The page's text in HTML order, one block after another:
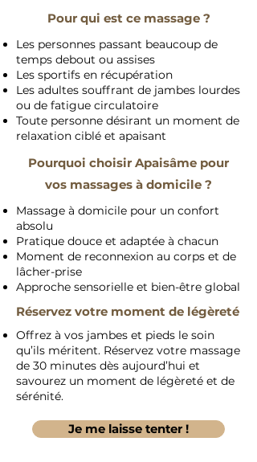
Pour qui est ce massage ?
Les personnes passant beaucoup de
temps debout ou assises
Les sportifs en récupération
Les adultes souffrant de jambes lourdes
ou de fatigue circulatoire
Toute personne désirant un moment de
relaxation ciblé et apaisant
Pourquoi choisir Apaisâme pour
vos massages à domicile ?
Massage à domicile pour un confort
absolu
Pratique douce et adaptée à chacun
Moment de reconnexion au corps et de
lâcher-prise
Approche sensorielle et bien-être global
Réservez votre moment de légèreté
Offrez à vos jambes et pieds le soin
qu’ils méritent. Réservez votre massage
de 30 minutes dès aujourd’hui et
savourez un moment de légèreté et de
sérénité.
Je me laisse tenter !